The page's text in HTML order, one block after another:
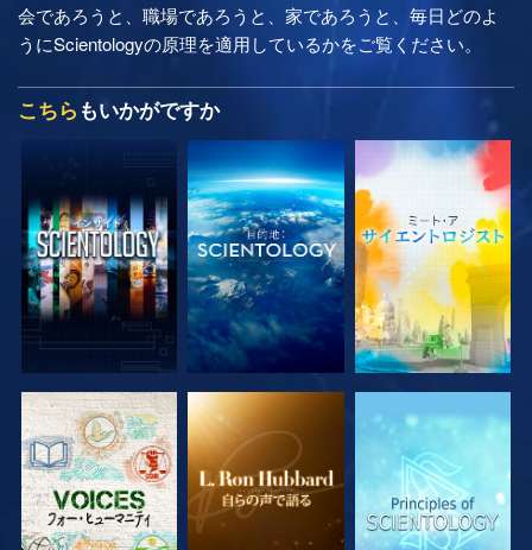
会であろうと、職場であろうと、家であろうと、毎日どのよ
うにScientologyの原理を適用しているかをご覧ください。
こちら もいかがですか
シリーズを探求 シリーズを探求 シリーズを探求